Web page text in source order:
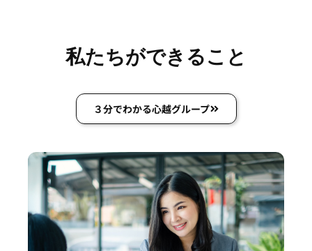
私たちができること
３分でわかる心越グループ